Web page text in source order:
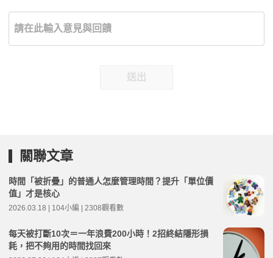
送出
關聯文章
時間「被折疊」的普通人怎麼管理時間？提升「單位價
值」才是核心
2026.03.18 | 104小編 | 2308觀看數
每天被打斷10次＝一年浪費200小時！2招終結隱形損
耗，把不夠用的時間找回來